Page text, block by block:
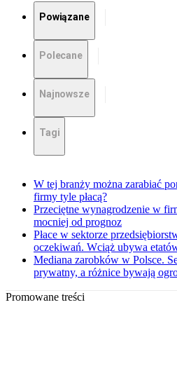
Powiązane
Polecane
Najnowsze
Tagi
W tej branży można zarabiać
firmy tyle płacą?
Przeciętne wynagrodzenie w
mocniej od prognoz
Płace w sektorze
oczekiwań. Wciąż ubywa
Mediana zarobków w Polsce.
prywatny, a różnice bywają
Promowane treści